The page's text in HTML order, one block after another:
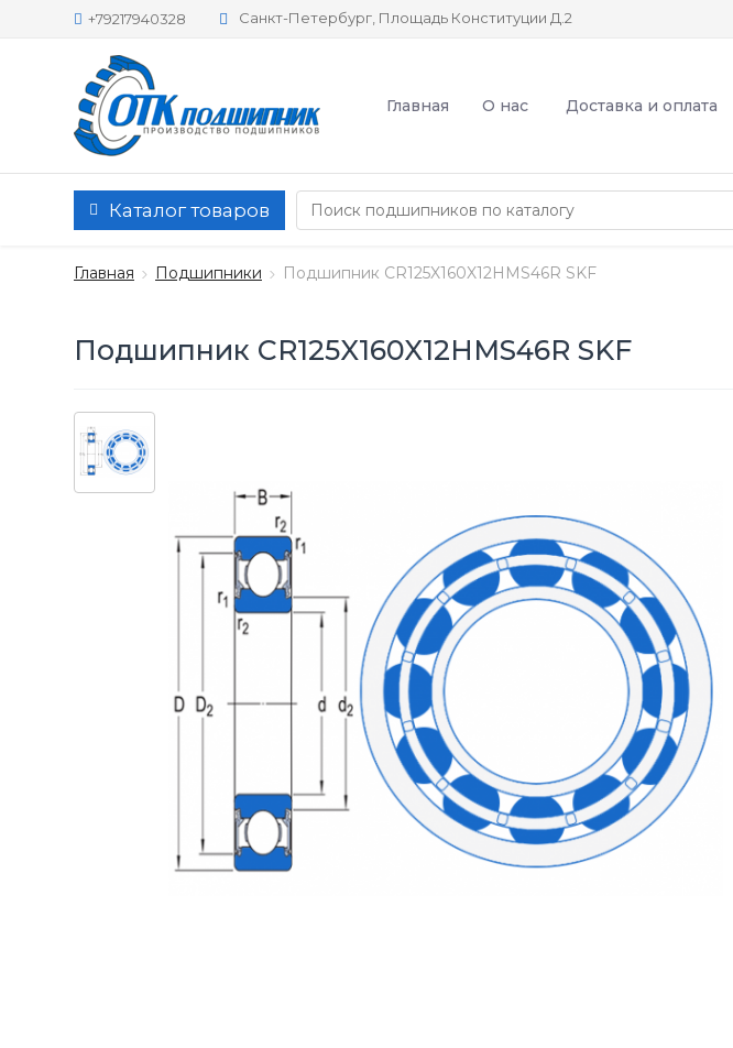
+79217940328 Санкт-Петербург, Площадь Конституции Д.2
Главная О нас Доставка и оплата
Каталог товаров
Главная Подшипники Подшипник CR125X160X12HMS46R SKF
Подшипник CR125X160X12HMS46R SKF